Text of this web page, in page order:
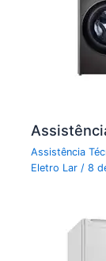
Assistência
Eletro Lar /8